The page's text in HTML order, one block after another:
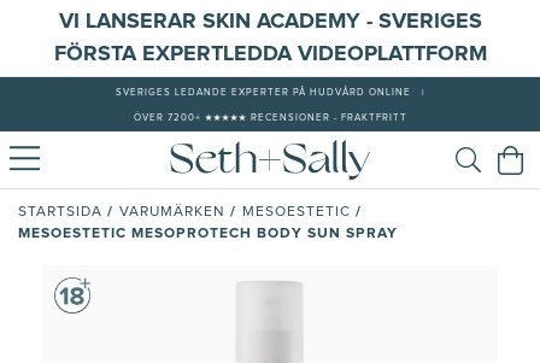
VI LANSERAR SKIN ACADEMY - SVERIGES
FÖRSTA EXPERTLEDDA VIDEOPLATTFORM
SVERIGES LEDANDE EXPERTER PÅ HUDVÅRD ONLINE
ÖVER 7200+ ★★★★★ RECENSIONER - FRAKTFRITT
STARTSIDA / VARUMÄRKEN / MESOESTETIC /
MESOESTETIC MESOPROTECH BODY SUN SPRAY